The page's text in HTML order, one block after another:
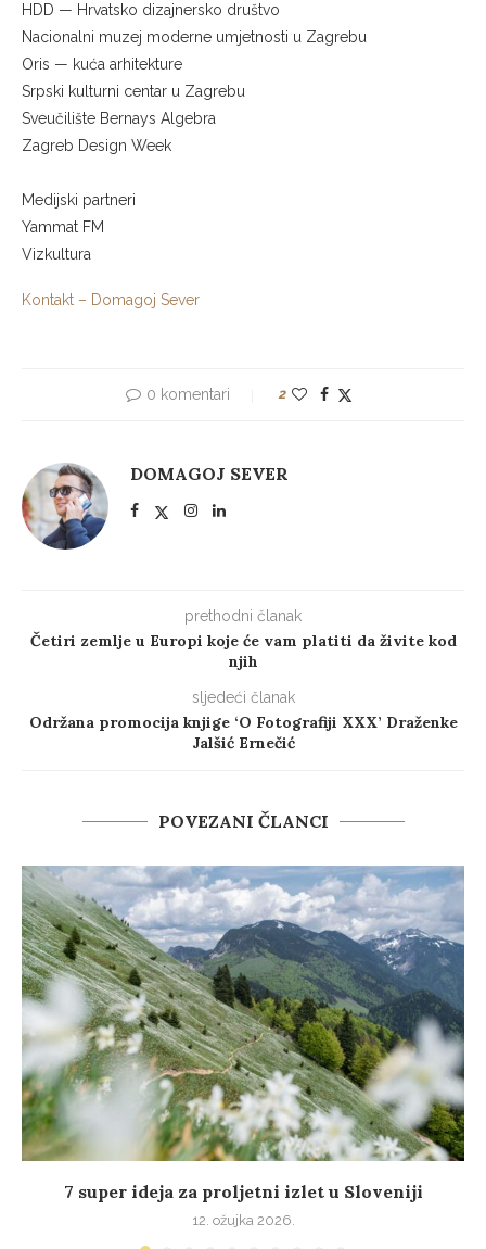
HDD — Hrvatsko dizajnersko društvo
Nacionalni muzej moderne umjetnosti u Zagrebu
Oris — kuća arhitekture
Srpski kulturni centar u Zagrebu
Sveučilište Bernays Algebra
Zagreb Design Week
Medijski partneri
Yammat FM
Vizkultura
Kontakt – Domagoj Sever
0 komentari 2
DOMAGOJ SEVER
prethodni članak
Četiri zemlje u Europi koje će vam platiti da živite kod
njih
sljedeći članak
Održana promocija knjige ‘O Fotografiji XXX’ Draženke
Jalšić Ernečić
POVEZANI ČLANCI
7 super ideja za proljetni izlet u Sloveniji
12. ožujka 2026.